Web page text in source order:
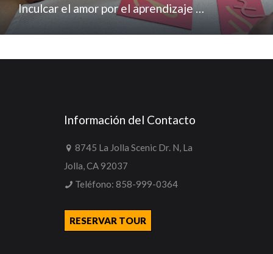
Inculcar el amor por el aprendizaje …
Información del Contacto
8745 La Jolla Scenic Dr. N, La
Jolla, CA 92037
Teléfono: 858-999-0364
RESERVAR TOUR